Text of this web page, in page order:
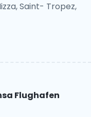
Saint- Tropez,
Flughafen